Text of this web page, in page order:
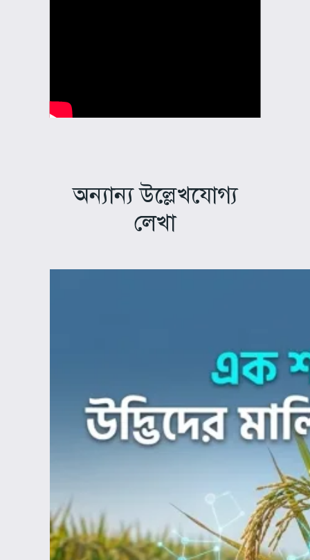
অন্যান্য উল্লেখযোগ্য
লেখা